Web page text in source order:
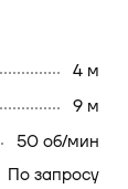
4 м
9 м
50 об/мин
По запросу